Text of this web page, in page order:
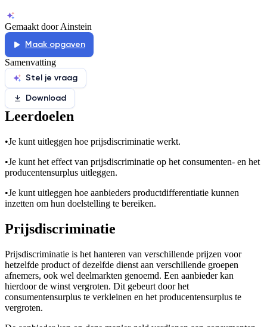
Gemaakt door Ainstein
Maak opgaven
Samenvatting
Stel je vraag
Download
Leerdoelen
•Je kunt uitleggen hoe prijsdiscriminatie werkt.
•Je kunt het effect van prijsdiscriminatie op het consumenten- en het
producentensurplus uitleggen.
•Je kunt uitleggen hoe aanbieders productdifferentiatie kunnen
inzetten om hun doelstelling te bereiken.
Prijsdiscriminatie
Prijsdiscriminatie is het hanteren van verschillende prijzen voor
hetzelfde product of dezelfde dienst aan verschillende groepen
afnemers, ook wel deelmarkten genoemd. Een aanbieder kan
hierdoor de winst vergroten. Dit gebeurt door het
consumentensurplus te verkleinen en het producentensurplus te
vergroten.